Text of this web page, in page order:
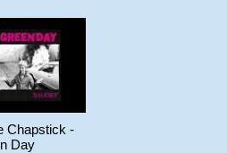
Chapstick -
Day